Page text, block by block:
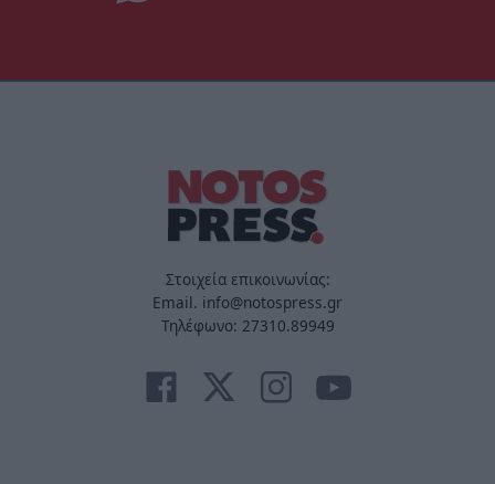
Στοιχεία επικοινωνίας:
Email. info@notospress.gr
Τηλέφωνο: 27310.89949